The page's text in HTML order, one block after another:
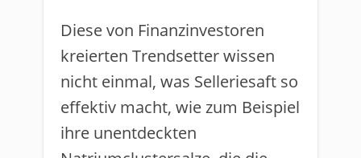
Diese von Finanzinvestoren
kreierten Trendsetter wissen
nicht einmal, was Selleriesaft so
effektiv macht, wie zum Beispiel
ihre unentdeckten